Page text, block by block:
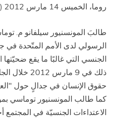
روما، الخميس 14 مارس 2012 (ZENIT.org)
طالبَ المونسنيور سيلفانو م.
الرسولي لدى الأمم المتّحدة في
الجنسي التي غالبًا ما يقع
ذلك في 9
حقوق الإنسان في جدالٍ حول
كما طالب المونسنيور توماسي
الاعتداءات الجنسيّة في المجتمع